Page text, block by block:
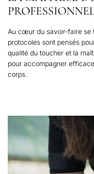
Au cœur du savoir-faire se
protocoles sont pensés
qualité du toucher et la
pour accompagner
corps.